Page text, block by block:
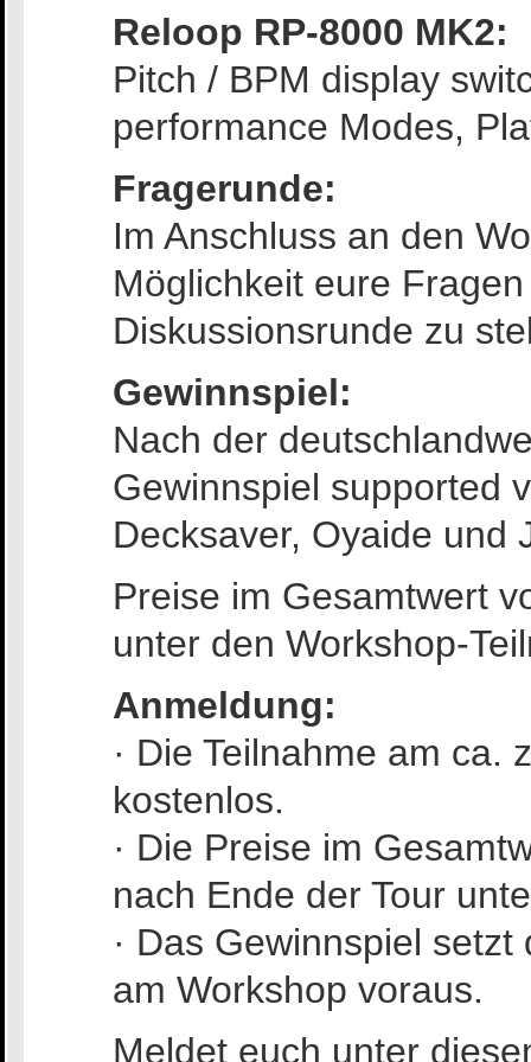
Reloop RP-8000 MK2:
Pitch / BPM display
performance Modes,
Fragerunde:
Im Anschluss an den
Möglichkeit eure
Diskussionsrunde zu
Gewinnspiel:
Nach der
Gewinnspiel supported
Decksaver, Oyaide und
Preise im Gesamtwert
unter den Workshop-
Anmeldung:
· Die Teilnahme am ca.
kostenlos.
· Die Preise im
nach Ende der Tour
· Das Gewinnspiel
am Workshop voraus.
Meldet euch unter